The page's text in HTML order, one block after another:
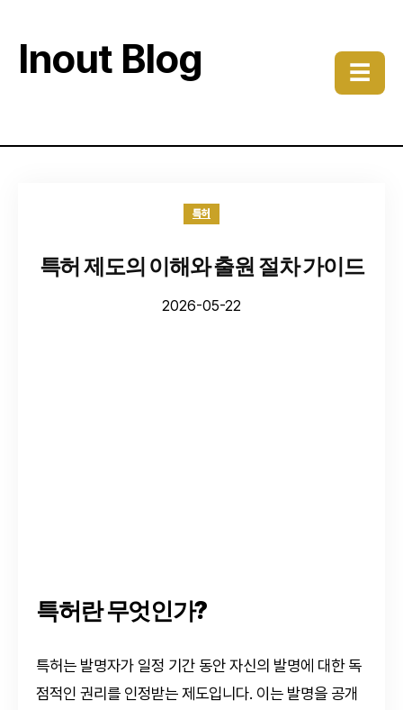
Inout Blog ☰
특허
특허 제도의 이해와 출원 절차 가이드
2026-05-22
특허란 무엇인가?
특허는 발명자가 일정 기간 동안 자신의 발명에 대한 독
점적인 권리를 인정받는 제도입니다. 이는 발명을 공개